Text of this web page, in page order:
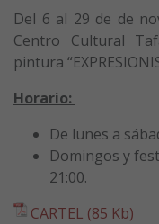
Del 6 al 29 de de
Centro Cultural
pintura
Horario:
De lunes a
Domingos y
21:00.
CARTEL (85 Kb)